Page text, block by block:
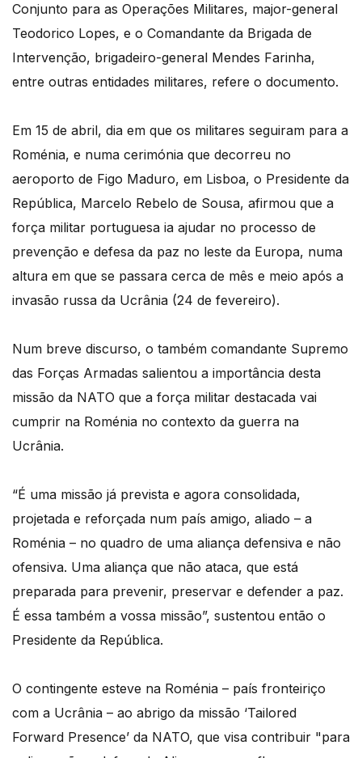
Conjunto para as Operações Militares, major-general
Teodorico Lopes, e o Comandante da Brigada de
Intervenção, brigadeiro-general Mendes Farinha,
entre outras entidades militares, refere o documento.
Em 15 de abril, dia em que os militares seguiram para a
Roménia, e numa cerimónia que decorreu no
aeroporto de Figo Maduro, em Lisboa, o Presidente da
República, Marcelo Rebelo de Sousa, afirmou que a
força militar portuguesa ia ajudar no processo de
prevenção e defesa da paz no leste da Europa, numa
altura em que se passara cerca de mês e meio após a
invasão russa da Ucrânia (24 de fevereiro).
Num breve discurso, o também comandante Supremo
das Forças Armadas salientou a importância desta
missão da NATO que a força militar destacada vai
cumprir na Roménia no contexto da guerra na
Ucrânia.
“É uma missão já prevista e agora consolidada,
projetada e reforçada num país amigo, aliado – a
Roménia – no quadro de uma aliança defensiva e não
ofensiva. Uma aliança que não ataca, que está
preparada para prevenir, preservar e defender a paz.
É essa também a vossa missão”, sustentou então o
Presidente da República.
O contingente esteve na Roménia – país fronteiriço
com a Ucrânia – ao abrigo da missão ‘Tailored
Forward Presence’ da NATO, que visa contribuir "para